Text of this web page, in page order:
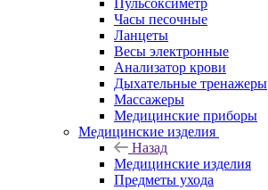
Пульсоксиметр
Часы песочные
Ланцеты
Весы электронные
Анализатор крови
Дыхательные тренажеры
Массажеры
Медицинские приборы
Медицинские изделия
Назад
Медицинские изделия
Предметы ухода